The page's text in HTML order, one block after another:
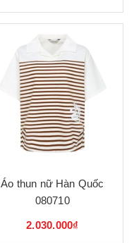
Áo thun nữ Hàn Quốc
080710
2.030.000₫